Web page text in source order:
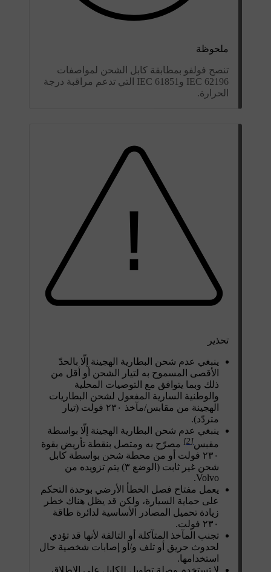
ملحوظة
تنصح فولفو بمطابقة كابل الشحن لمواصفات
IEC 62196 وIEC 61851 التي تدعم مراقبة درجة
الحرارة.
تحذير
ينبغي عدم شحن البطارية الهجينة إلّا بالحدّ
الأقصى المسموح به لتيار الشحن أو أقل من
ذلك وبما يتوافق مع التوصيات المحلية
والوطنية السارية المفعول لشحن البطاريات
الهجينة من مقابس/مآخذ ٢٣٠ فولت
(تيار
متردّد).
ينبغي عدم شحن البطارية الهجينة إلّا بواسطة
مقبس[2]
مصرّح به ومتصل بنقطة تأريض بقوة
٢٣٠ فولت
أو من محطة شحن بواسطة كابل
شحن غير ثابت (الوضع ٣) يتم تزويده من
Volvo.
يعمل مفتاح فصل الخطأ الأرضي بوحدة التحكم
على حماية السيارة، ولكن قد يظل هناك خطر
زيادة تحميل المصادر الأساسية لدائرة طاقة
٢٣٠ فولت
.
تجنب المآخذ المتآكلة أو التالفة لأنها قد تؤدي
لحدوث حريق أو تلف و/أو إصابات شخصية حال
استخدامها.
لا تستخدم وصلة تطويل للكابل على الإطلاق.